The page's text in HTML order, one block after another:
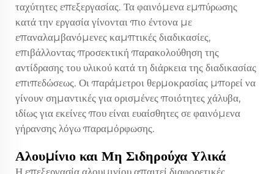
ταχύτητες επεξεργασίας. Τα φαινόμενα εμπύρωσης
κατά την εργασία γίνονται πιο έντονα με
επαναλαμβανόμενες καμπτικές διαδικασίες,
επιβάλλοντας προσεκτική παρακολούθηση της
αντίδρασης του υλικού κατά τη διάρκεια της διαδικασίας
επιπεδώσεως. Οι παράμετροι θερμοκρασίας μπορεί να
γίνουν σημαντικές για ορισμένες ποιότητες χάλυβα,
ιδίως για εκείνες που είναι ευαίσθητες σε φαινόμενα
γήρανσης λόγω παραμόρφωσης.
Αλουμίνιο και Μη Σιδηρούχα Υλικά
Η επεξεργασία αλουμινίου απαιτεί διαφορετικές